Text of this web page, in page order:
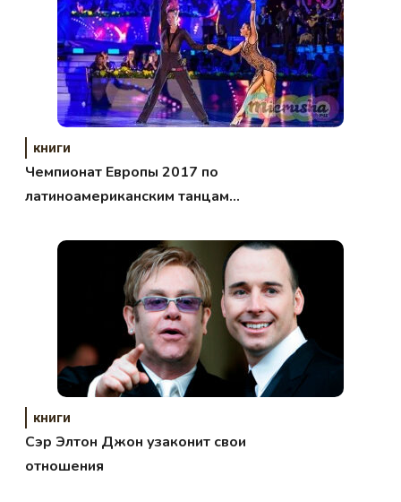
книги
Чемпионат Европы 2017 по
латиноамериканским танцам
книги
Сэр Элтон Джон узаконит свои
отношения